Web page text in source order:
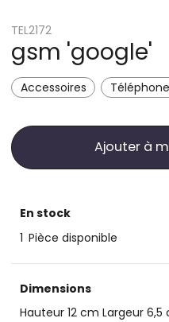
TEL2172
gsm 'google'
Accessoires
Ajouter à
En stock
1 Pièce disponible
Dimensions
Hauteur 12 cm Largeur 6,5